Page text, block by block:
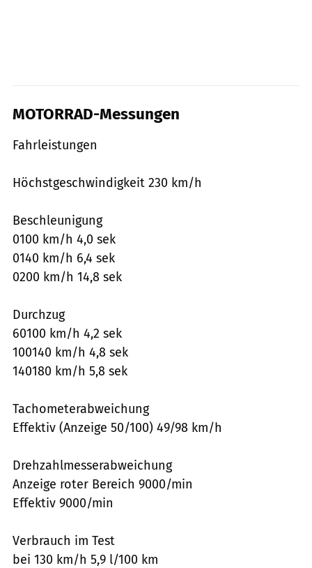
MOTORRAD-Messungen
Fahrleistungen
Höchstgeschwindigkeit 230 km/h
Beschleunigung
0100 km/h 4,0 sek
0140 km/h 6,4 sek
0200 km/h 14,8 sek
Durchzug
60100 km/h 4,2 sek
100140 km/h 4,8 sek
140180 km/h 5,8 sek
Tachometerabweichung
Effektiv (Anzeige 50/100) 49/98 km/h
Drehzahlmesserabweichung
Anzeige roter Bereich 9000/min
Effektiv 9000/min
Verbrauch im Test
bei 130 km/h 5,9 l/100 km